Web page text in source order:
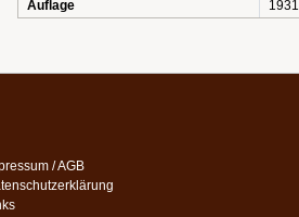
Auflage
1931
/ AGB